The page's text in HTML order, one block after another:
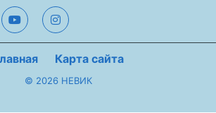
Карта сайта
© 2026 НЕВИК